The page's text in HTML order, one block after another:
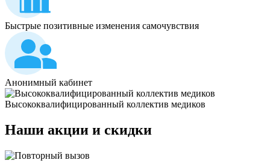
Быстрые позитивные изменения самочувствия
Анонимный кабинет
Высококвалифицированный коллектив медиков
Наши акции и скидки